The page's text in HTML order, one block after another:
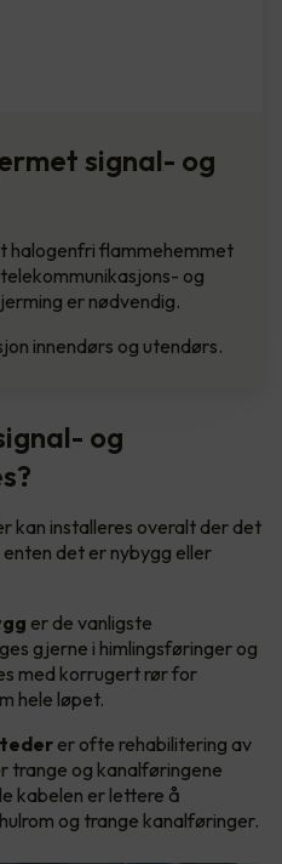
signal- og
halogenfri flammehemmet
og
er nødvendig.
innendørs og utendørs.
og
kan installeres overalt der det
det er nybygg eller
er de vanligste
gjerne i himlingsføringer og
med korrugert rør for
hele løpet.
er ofte rehabilitering av
trange og kanalføringene
kabelen er lettere å
og trange kanalføringer.